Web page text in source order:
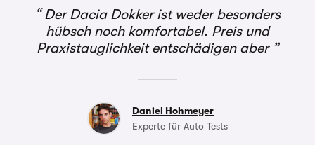
Der Dacia Dokker ist weder besonders
hübsch noch komfortabel. Preis und
Praxistauglichkeit entschädigen aber
Daniel Hohmeyer
Experte für Auto Tests